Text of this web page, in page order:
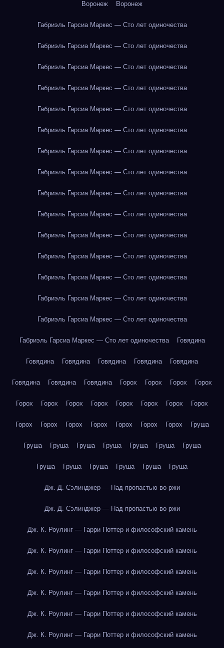
Воронеж Воронеж
Габриэль Гарсиа Маркес — Сто лет одиночества
Габриэль Гарсиа Маркес — Сто лет одиночества
Габриэль Гарсиа Маркес — Сто лет одиночества
Габриэль Гарсиа Маркес — Сто лет одиночества
Габриэль Гарсиа Маркес — Сто лет одиночества
Габриэль Гарсиа Маркес — Сто лет одиночества
Габриэль Гарсиа Маркес — Сто лет одиночества
Габриэль Гарсиа Маркес — Сто лет одиночества
Габриэль Гарсиа Маркес — Сто лет одиночества
Габриэль Гарсиа Маркес — Сто лет одиночества
Габриэль Гарсиа Маркес — Сто лет одиночества
Габриэль Гарсиа Маркес — Сто лет одиночества
Габриэль Гарсиа Маркес — Сто лет одиночества
Габриэль Гарсиа Маркес — Сто лет одиночества
Габриэль Гарсиа Маркес — Сто лет одиночества
Габриэль Гарсиа Маркес — Сто лет одиночества Говядина
Говядина Говядина Говядина Говядина Говядина
Говядина Говядина Говядина Горох Горох Горох Горох
Горох Горох Горох Горох Горох Горох Горох Горох
Горох Горох Горох Горох Горох Горох Горох Груша
Груша Груша Груша Груша Груша Груша Груша
Груша Груша Груша Груша Груша Груша
Дж. Д. Сэлинджер — Над пропастью во ржи
Дж. Д. Сэлинджер — Над пропастью во ржи
Дж. К. Роулинг — Гарри Поттер и философский камень
Дж. К. Роулинг — Гарри Поттер и философский камень
Дж. К. Роулинг — Гарри Поттер и философский камень
Дж. К. Роулинг — Гарри Поттер и философский камень
Дж. К. Роулинг — Гарри Поттер и философский камень
Дж. К. Роулинг — Гарри Поттер и философский камень